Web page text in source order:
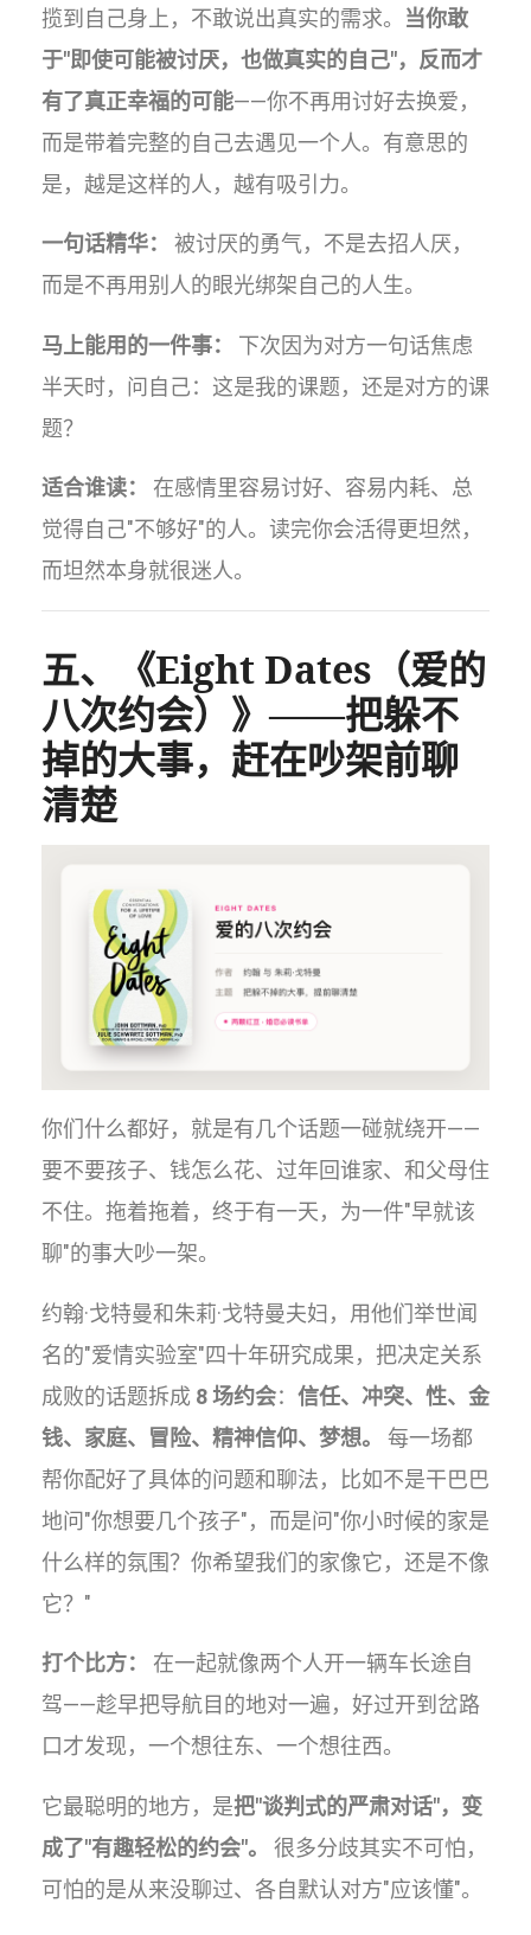
揽到自己身上，不敢说出真实的需求。 当你敢
于"即使可能被讨厌，也做真实的自己"，反而才
有了真正幸福的可能——你不再用讨好去换爱，
而是带着完整的自己去遇见一个人。有意思的
是，越是这样的人，越有吸引力。
一句话精华：
被讨厌的勇气，不是去招人厌，
而是不再用别人的眼光绑架自己的人生。
马上能用的一件事：
下次因为对方一句话焦虑
半天时，问自己：这是我的课题，还是对方的课
题？
适合谁读：
在感情里容易讨好、容易内耗、总
觉得自己"不够好"的人。读完你会活得更坦然，
而坦然本身就很迷人。
五、《Eight Dates（爱的
八次约会）》——把躲不
掉的大事，赶在吵架前聊
清楚
你们什么都好，就是有几个话题一碰就绕开——
要不要孩子、钱怎么花、过年回谁家、和父母住
不住。拖着拖着，终于有一天，为一件"早就该
聊"的事大吵一架。
约翰·戈特曼和朱莉·戈特曼夫妇，用他们举世闻
名的"爱情实验室"四十年研究成果，把决定关系
成败的话题拆成 8 场约会： 信任、冲突、性、金
钱、家庭、冒险、精神信仰、梦想。
每一场都
帮你配好了具体的问题和聊法，比如不是干巴巴
地问"你想要几个孩子"，而是问"你小时候的家是
什么样的氛围？你希望我们的家像它，还是不像
它？"
打个比方：
在一起就像两个人开一辆车长途自
驾——趁早把导航目的地对一遍，好过开到岔路
口才发现，一个想往东、一个想往西。
它最聪明的地方，是把"谈判式的严肃对话"，变
成了"有趣轻松的约会"。
很多分歧其实不可怕，
可怕的是从来没聊过、各自默认对方"应该懂"。